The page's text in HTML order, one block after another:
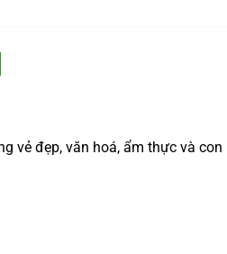
vẻ đẹp, văn hoá, ẩm thực và con